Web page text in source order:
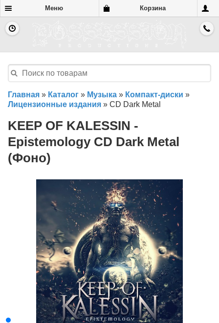
Меню Корзина
Главная » Каталог » Музыка » Компакт-диски »
Лицензионные издания » CD Dark Metal
KEEP OF KALESSIN -
Epistemology CD Dark Metal
(Фоно)